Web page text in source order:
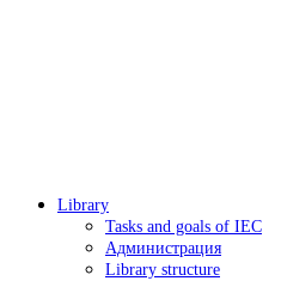
Library
Tasks and goals of IEC
Администрация
Library structure